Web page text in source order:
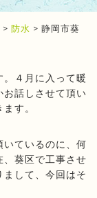
> 防水 >静岡市葵
４月に入って暖
話しさせて頂い
す。
ているのに、何
葵区で工事させ
して、今回はそ